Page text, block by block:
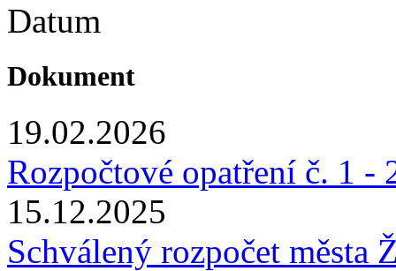
Datum
Dokument
19.02.2026
Rozpočtové opatření č. 1 -
15.12.2025
Schválený rozpočet města